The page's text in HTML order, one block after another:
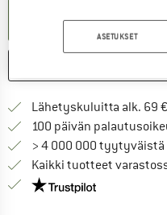
TEE
Lähetyskuluitta alk. 69
100 päivän
> 4 000 000 tyytyväistä
Kaikki tuotteet
Meillä on
ASETUKSET